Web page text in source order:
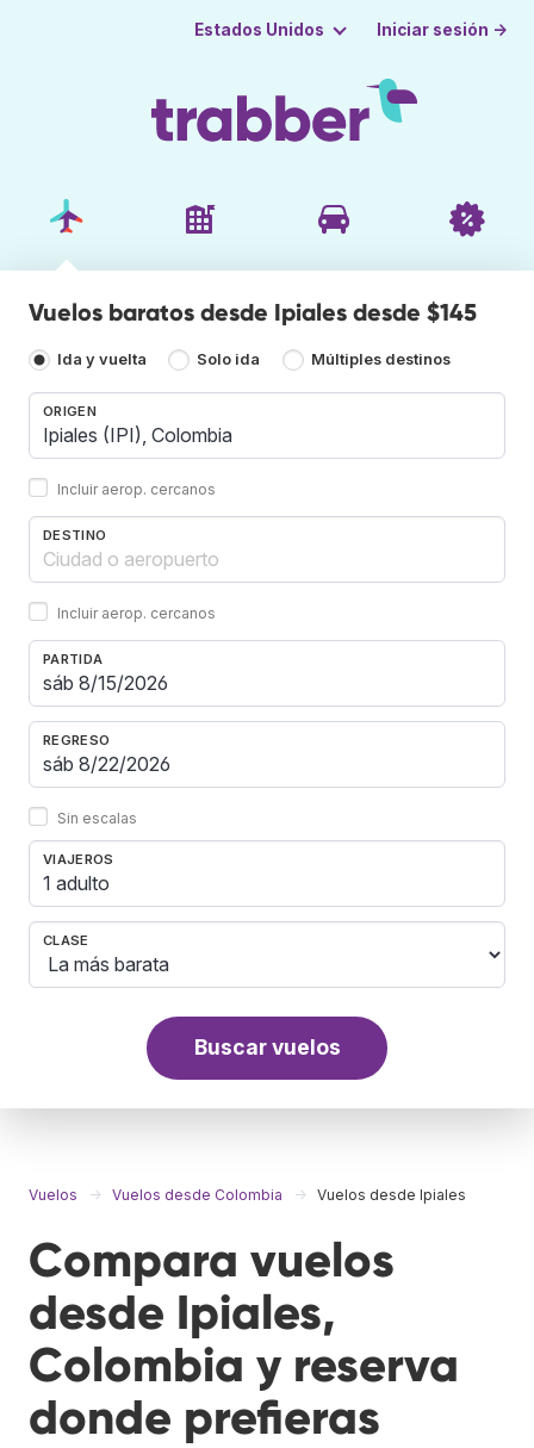
Estados Unidos Iniciar sesión →
Vuelos baratos desde Ipiales desde $145
Ida y vuelta Solo ida Múltiples destinos
ORIGEN
Incluir aerop. cercanos
DESTINO
Incluir aerop. cercanos
PARTIDA
REGRESO
Sin escalas
VIAJEROS
1 adulto
CLASE
Buscar vuelos
Vuelos Vuelos desde Colombia Vuelos desde Ipiales
Compara vuelos
desde Ipiales,
Colombia y reserva
donde prefieras